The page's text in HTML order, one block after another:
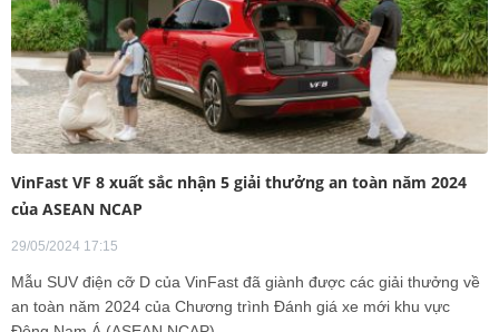
VinFast VF 8 xuất sắc nhận 5 giải thưởng an toàn năm 2024
của ASEAN NCAP
29/05/2024 17:15
Mẫu SUV điện cỡ D của VinFast đã giành được các giải thưởng về
an toàn năm 2024 của Chương trình Đánh giá xe mới khu vực